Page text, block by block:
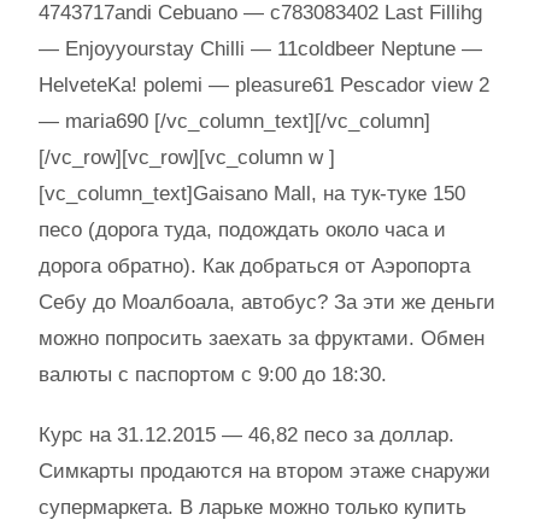
4743717andi Cebuano — c783083402 Last Fillihg
— Enjoyyourstay Chilli — 11coldbeer Neptune —
HelveteKa! polemi — pleasure61 Pescador view 2
— maria690 [/vc_column_text][/vc_column]
[/vc_row][vc_row][vc_column w ]
[vc_column_text]Gaisano Mall, на тук-туке 150
песо (дорога туда, подождать около часа и
дорога обратно). Как добраться от Аэропорта
Себу до Моалбоала, автобус? За эти же деньги
можно попросить заехать за фруктами. Обмен
валюты с паспортом с 9:00 до 18:30.
Курс на 31.12.2015 — 46,82 песо за доллар.
Симкарты продаются на втором этаже снаружи
супермаркета. В ларьке можно только купить